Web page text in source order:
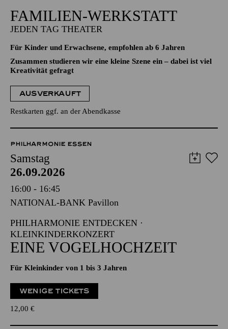
FAMILIEN-WERKSTATT
JEDEN TAG THEATER
Für Kinder und Erwachsene, empfohlen ab 6 Jahren
Zusammen studieren wir eine kleine Szene ein – dabei ist viel
Kreativität gefragt
AUSVERKAUFT
Restkarten ggf. an der Abendkasse
PHILHARMONIE ESSEN
Samstag
26.09.2026
16:00 - 16:45
NATIONAL-BANK Pavillon
PHILHARMONIE ENTDECKEN ·
KLEINKINDERKONZERT
EINE VOGELHOCHZEIT
Für Kleinkinder von 1 bis 3 Jahren
WENIGE TICKETS
12,00 €